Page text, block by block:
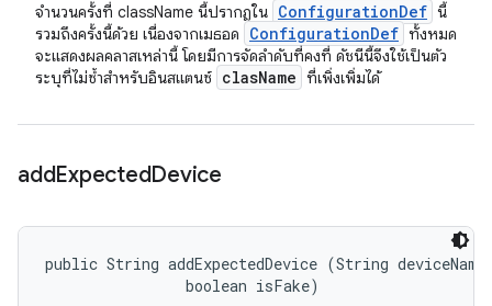
จำนวนครั้งที่ className นี้ปรากฏใน ConfigurationDef นี้
รวมถึงครั้งนี้ด้วย เนื่องจากเมธอด
ConfigurationDef ทั้งหมด
จะแสดงผลคลาสเหล่านี้ โดยมีการจัดลำดับที่คงที่ ดัชนีนี้จึงใช้เป็นตัว
ระบุที่ไม่ซ้ำสำหรับอินสแตนซ์ clasName ที่เพิ่งเพิ่มได้
addExpectedDevice
public String addExpectedDevice (String
                boolean isFake)